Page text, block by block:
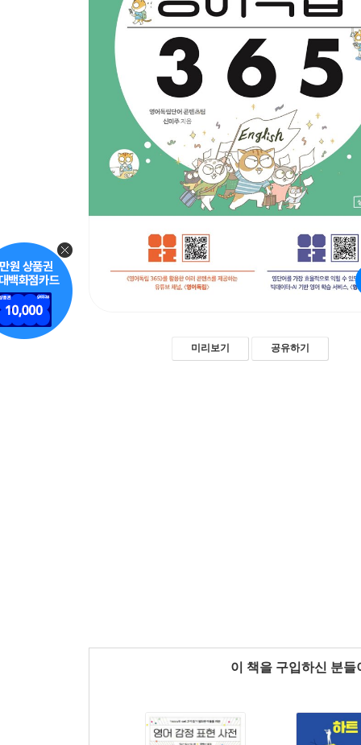
미리보기 공유하기
이 책을 구입하신 분